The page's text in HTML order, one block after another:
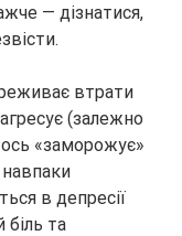
— дізнатися,
втрати
(залежно
«заморожує»
навпаки
в депресії
та